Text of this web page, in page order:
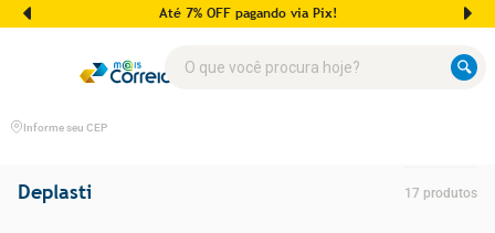
Até 7% OFF pagando via Pix!
Informe seu CEP
Deplasti 17 produtos